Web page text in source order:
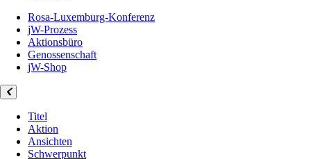
Rosa-Luxemburg-Konferenz
jW-Prozess
Aktionsbüro
Genossenschaft
jW-Shop
Titel
Aktion
Ansichten
Schwerpunkt